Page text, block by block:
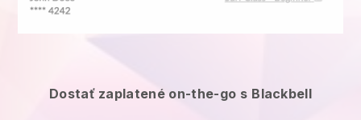
Dostať zaplatené on-the-go s Blackbell